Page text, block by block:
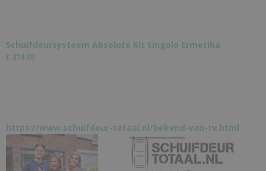
Schuifdeursysteem Absolute Kit Singolo Ermetika
€ 824,00
https://www.schuifdeur-totaal.nl/bekend-van-tv.html